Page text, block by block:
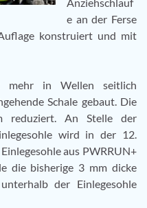
e an der Ferse
konstruiert und mit
mehr in Wellen seitlich
Schale gebaut. Die
reduziert. An Stelle der
wird in der 12.
aus PWRRUN+
die bisherige 3 mm dicke
der Einlegesohle